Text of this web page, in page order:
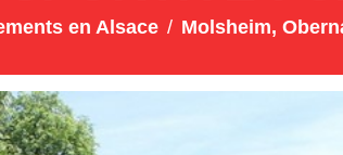
en Alsace Molsheim,